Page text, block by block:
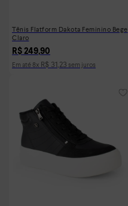
Tênis Flatform Dakota Feminino Bege
Claro
R$ 249,90
Em até 8x R$ 31,23 sem juros